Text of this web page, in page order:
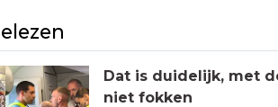
Dat is duidelijk, met
niet fokken